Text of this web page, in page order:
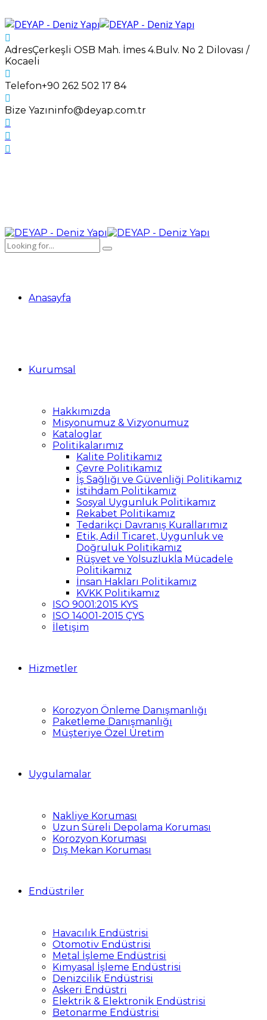
AdresÇerkeşli OSB Mah. İmes 4.Bulv. No 2 Dilovası /
Kocaeli
Telefon+90 262 502 17 84
Bize Yazıninfo@deyap.com.tr
Anasayfa
Kurumsal
Hakkımızda
Misyonumuz & Vizyonumuz
Kataloglar
Politikalarımız
Kalite Politikamız
Çevre Politikamız
İş Sağlığı ve Güvenliği Politikamız
İstihdam Politikamız
Sosyal Uygunluk Politikamız
Rekabet Politikamız
Tedarikçi Davranış Kurallarımız
Etik, Adil Ticaret, Uygunluk ve
Doğruluk Politikamız
Rüşvet ve Yolsuzlukla Mücadele
Politikamız
İnsan Hakları Politikamız
KVKK Politikamız
ISO 9001:2015 KYS
ISO 14001-2015 ÇYS
İletişim
Hizmetler
Korozyon Önleme Danışmanlığı
Paketleme Danışmanlığı
Müşteriye Özel Üretim
Uygulamalar
Nakliye Koruması
Uzun Süreli Depolama Koruması
Korozyon Koruması
Dış Mekan Koruması
Endüstriler
Havacılık Endüstrisi
Otomotiv Endüstrisi
Metal İşleme Endüstrisi
Kimyasal İşleme Endüstrisi
Denizcilik Endüstrisi
Askeri Endüstri
Elektrik & Elektronik Endüstrisi
Betonarme Endüstrisi